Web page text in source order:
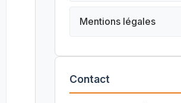
Mentions légales
Contact